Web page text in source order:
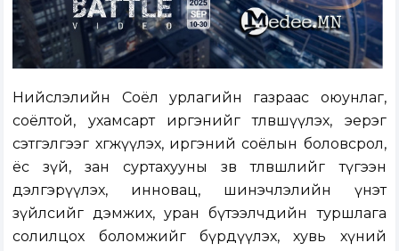
Нийслэлийн Соёл урлагийн газраас оюунлаг,
соёлтой, ухамсарт иргэнийг төлөвшүүлэх, эерэг
сэтгэлгээг хөгжүүлэх, иргэний соёлын боловсрол,
ёс зүй, зан суртахууны зөв төлөвшлийг түгээн
дэлгэрүүлэх, инновац, шинэчлэлийн үнэт
зүйлсийг дэмжих, уран бүтээлчдийн туршлага
солилцох боломжийг бүрдүүлэх, хувь хүний